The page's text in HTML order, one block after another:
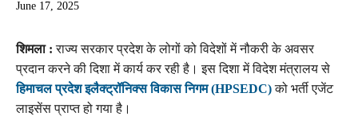
June 17, 2025
शिमला : राज्य सरकार प्रदेश के लोगों को विदेशों में नौकरी के अवसर
प्रदान करने की दिशा में कार्य कर रही है। इस दिशा में विदेश मंत्रालय से
हिमाचल प्रदेश इलैक्ट्रॉनिक्स विकास निगम (HPSEDC) को भर्ती एजेंट
लाइसेंस प्राप्त हो गया है।